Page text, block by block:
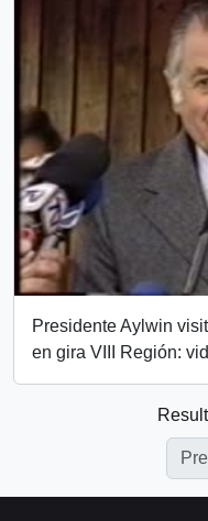
Presidente Aylwin
en gira VIII Región: